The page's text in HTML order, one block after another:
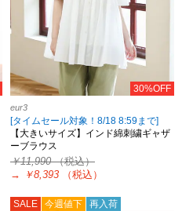
30%OFF
eur3
[タイムセール対象！8/18 8:59まで]
【大きいサイズ】インド綿刺繍ギャザ
ーブラウス
￥11,990（税込）
→
￥8,393 （税込）
SALE 今週値下 再入荷